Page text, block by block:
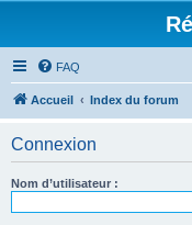
FAQ
Accueil Index du forum
Connexion
Nom d’utilisateur :